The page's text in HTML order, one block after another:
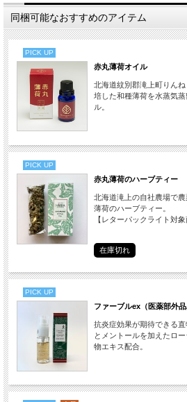
同梱可能なおすすめのアイテム
PICK UP
赤丸薄荷オイル
北海道紋別郡滝上町りん
培した和種薄荷を水蒸気
ル。
PICK UP
赤丸薄荷のハーブティー
北海道滝上の自社農場で
薄荷のハーブティー。
【レターパックライト対象
在庫切れ
PICK UP
ファーブルex（医薬部外品
抗炎症効果が期待できる
とメントールを加えたロ
物エキス配合。